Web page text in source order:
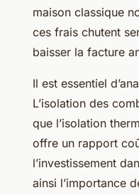
maison classique
ces frais chutent
baisser la facture
Il est essentiel
L’isolation des
que l’isolation
offre un rapport
l’investissement
ainsi l’importance